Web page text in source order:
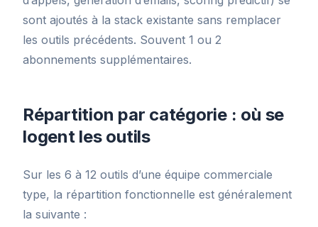
sont ajoutés à la stack existante sans remplacer
les outils précédents. Souvent 1 ou 2
abonnements supplémentaires.
Répartition par catégorie : où se
logent les outils
Sur les 6 à 12 outils d’une équipe commerciale
type, la répartition fonctionnelle est généralement
la suivante :